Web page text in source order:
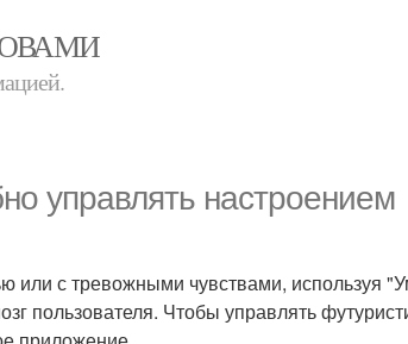
управлять настроением
или с тревожными чувствами, используя
пользователя. Чтобы управлять